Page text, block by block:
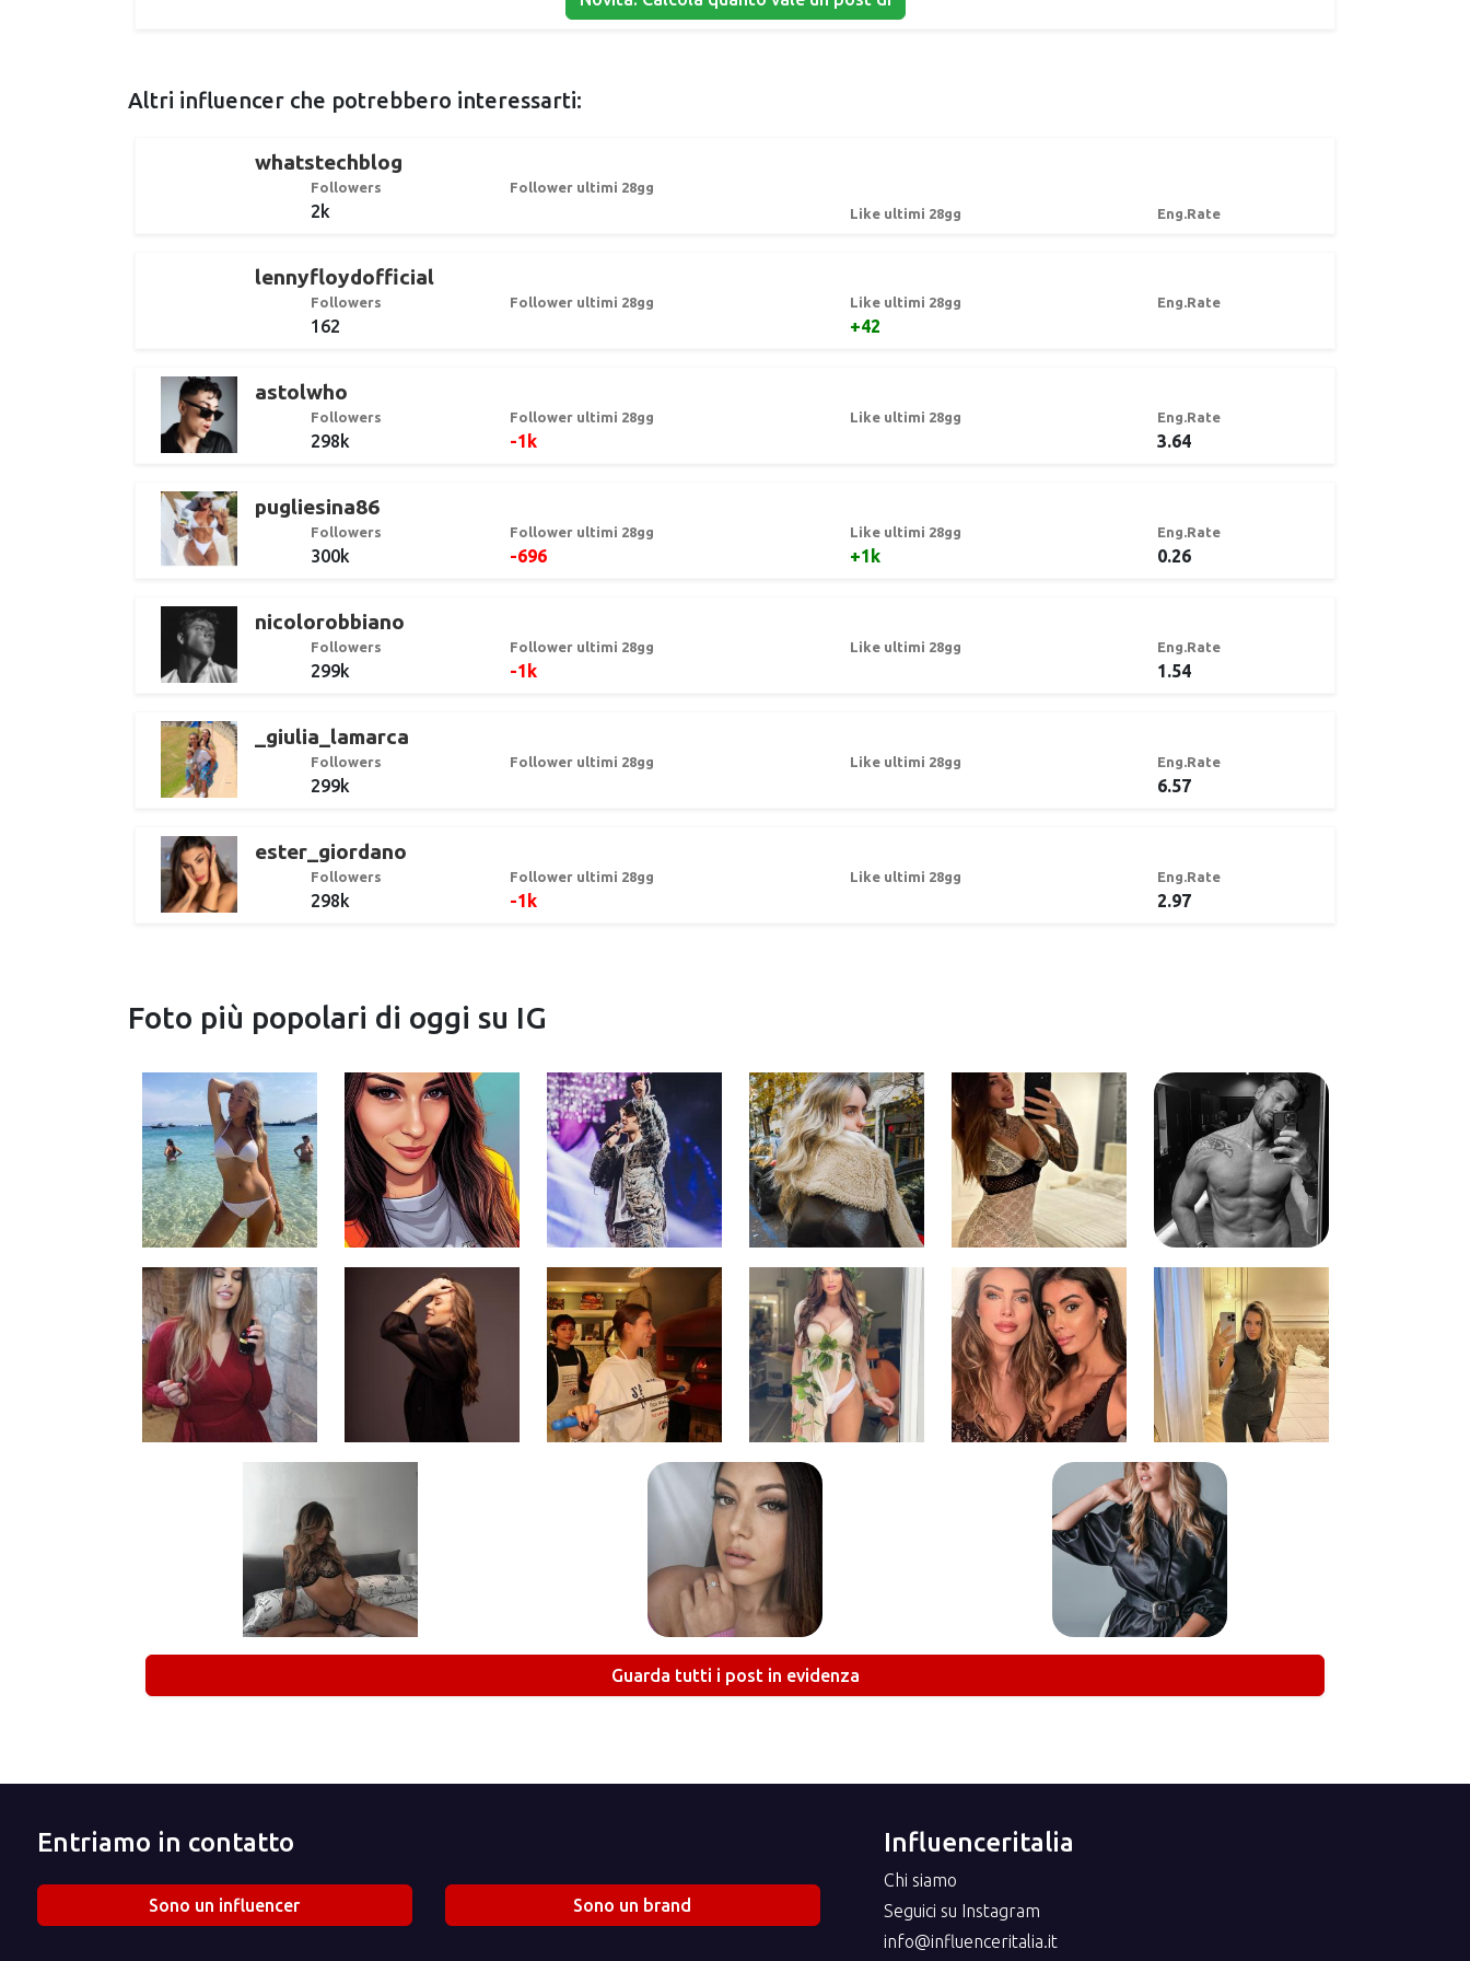
Altri influencer che potrebbero interessarti:
whatstechblog
Followers
2k
Follower ultimi 28gg
Like ultimi 28gg
Eng.Rate
lennyfloydofficial
Followers
162
Follower ultimi 28gg Like ultimi 28gg
+42
Eng.Rate
astolwho
Followers
298k
Follower ultimi 28gg
-1k
Like ultimi 28gg Eng.Rate
3.64
pugliesina86
Followers
300k
Follower ultimi 28gg
-696
Like ultimi 28gg
+1k
Eng.Rate
0.26
nicolorobbiano
Followers
299k
Follower ultimi 28gg
-1k
Like ultimi 28gg Eng.Rate
1.54
_giulia_lamarca
Followers
299k
Follower ultimi 28gg Like ultimi 28gg Eng.Rate
6.57
ester_giordano
Followers
298k
Follower ultimi 28gg
-1k
Like ultimi 28gg Eng.Rate
2.97
Foto più popolari di oggi su IG
Guarda tutti i post in evidenza
Entriamo in contatto
Sono un influencer Sono un brand
Influenceritalia
Chi siamo
Seguici su Instagram
info@influenceritalia.it